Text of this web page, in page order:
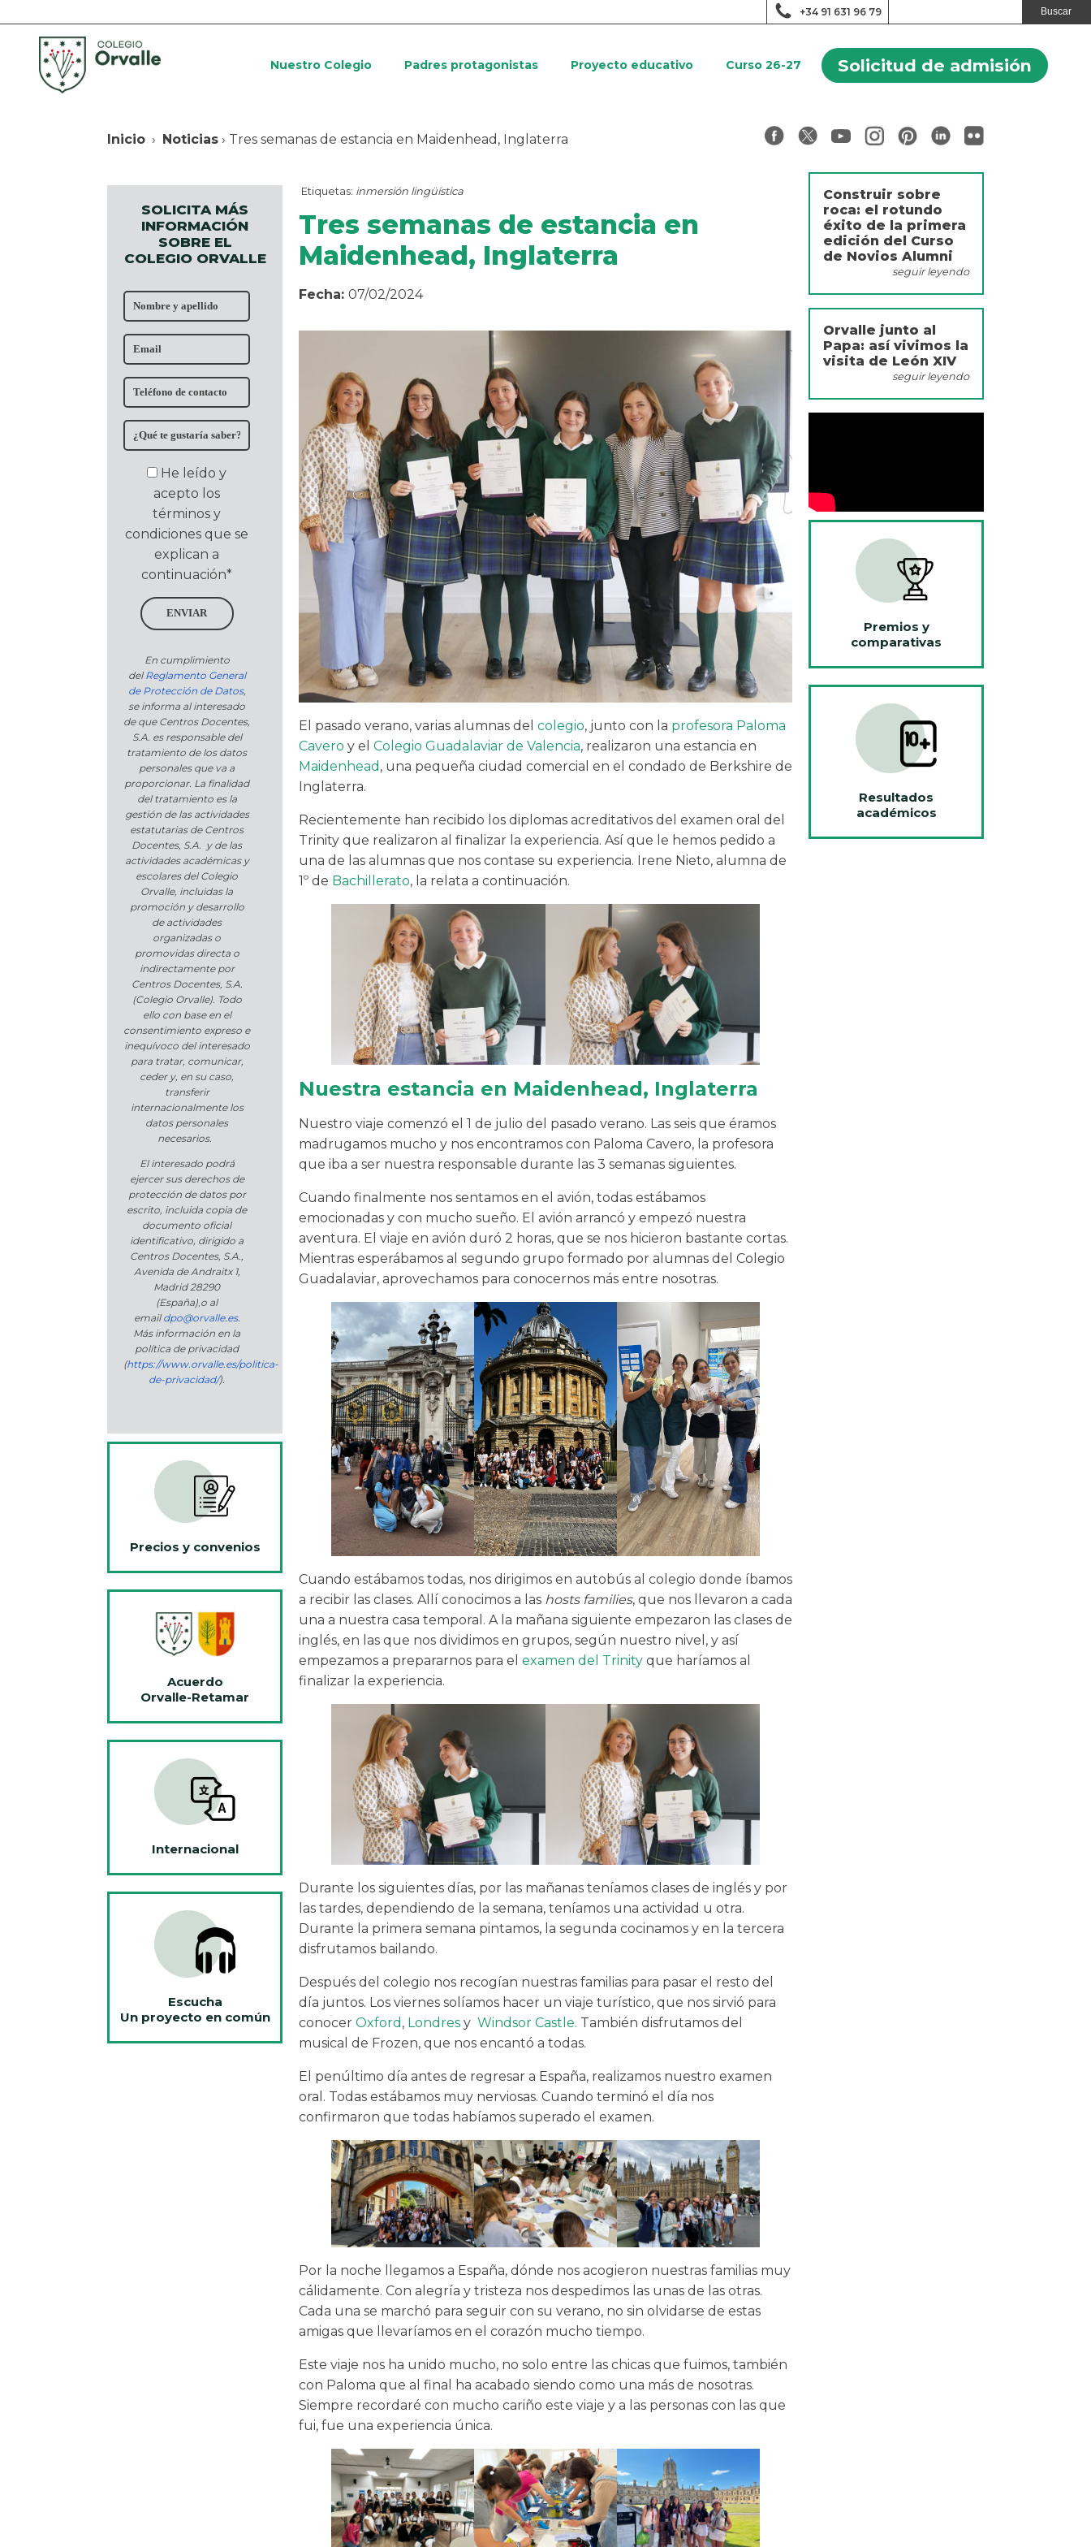
+34 91 631 96 79
Nuestro Colegio Padres protagonistas Proyecto educativo Curso 26-27 Solicitud de admisión
Inicio › Noticias › Tres semanas de estancia en Maidenhead, Inglaterra
SOLICITA MÁS
INFORMACIÓN
SOBRE EL
COLEGIO ORVALLE
He leído y
acepto los
términos y
condiciones que se
explican a
continuación*
ENVIAR
En cumplimiento
delReglamento General
de Protección de Datos,
se informa al interesado
de que Centros Docentes,
S.A. es responsable del
tratamiento de los datos
personales que va a
proporcionar. La finalidad
del tratamiento es la
gestión de las actividades
estatutarias de Centros
Docentes, S.A. y de las
actividades académicas y
escolares del Colegio
Orvalle, incluidas la
promoción y desarrollo
de actividades
organizadas o
promovidas directa o
indirectamente por
Centros Docentes, S.A.
(Colegio Orvalle). Todo
ello con base en el
consentimiento expreso e
inequívoco del interesado
para tratar, comunicar,
ceder y, en su caso,
transferir
internacionalmente los
datos personales
necesarios.
El interesado podrá
ejercer sus derechos de
protección de datos por
escrito, incluida copia de
documento oficial
identificativo, dirigido a
Centros Docentes, S.A.,
Avenida de Andraitx 1,
Madrid 28290
(España),o al
emaildpo@orvalle.es.
Más información en la
política de privacidad
(https://www.orvalle.es/politica-
de-privacidad/).
Precios y convenios
Acuerdo
Orvalle-Retamar
Internacional
Escucha
Un proyecto en común
Etiquetas: inmersión lingüística
Tres semanas de estancia en
Maidenhead, Inglaterra
Fecha: 07/02/2024
El pasado verano, varias alumnas del colegio, junto con la profesora Paloma
Cavero y el Colegio Guadalaviar de Valencia, realizaron una estancia en
Maidenhead , una pequeña ciudad comercial en el condado de Berkshire de
Inglaterra.
Recientemente han recibido los diplomas acreditativos del examen oral del
Trinity que realizaron al finalizar la experiencia. Así que le hemos pedido a
una de las alumnas que nos contase su experiencia. Irene Nieto, alumna de
1º de Bachillerato, la relata a continuación.
Nuestra estancia en Maidenhead, Inglaterra
Nuestro viaje comenzó el 1 de julio del pasado verano. Las seis que éramos
madrugamos mucho y nos encontramos con Paloma Cavero, la profesora
que iba a ser nuestra responsable durante las 3 semanas siguientes.
Cuando finalmente nos sentamos en el avión, todas estábamos
emocionadas y con mucho sueño. El avión arrancó y empezó nuestra
aventura. El viaje en avión duró 2 horas, que se nos hicieron bastante cortas.
Mientras esperábamos al segundo grupo formado por alumnas del Colegio
Guadalaviar, aprovechamos para conocernos más entre nosotras.
Cuando estábamos todas, nos dirigimos en autobús al colegio donde íbamos
a recibir las clases. Allí conocimos a las hosts families, que nos llevaron a cada
una a nuestra casa temporal. A la mañana siguiente empezaron las clases de
inglés, en las que nos dividimos en grupos, según nuestro nivel, y así
empezamos a prepararnos para el examen del Trinity que haríamos al
finalizar la experiencia.
Durante los siguientes días, por las mañanas teníamos clases de inglés y por
las tardes, dependiendo de la semana, teníamos una actividad u otra.
Durante la primera semana pintamos, la segunda cocinamos y en la tercera
disfrutamos bailando.
Después del colegio nos recogían nuestras familias para pasar el resto del
día juntos. Los viernes solíamos hacer un viaje turístico, que nos sirvió para
conocer Oxford , Londres y Windsor Castle. También disfrutamos del
musical de Frozen, que nos encantó a todas.
El penúltimo día antes de regresar a España, realizamos nuestro examen
oral. Todas estábamos muy nerviosas. Cuando terminó el día nos
confirmaron que todas habíamos superado el examen.
Por la noche llegamos a España, dónde nos acogieron nuestras familias muy
cálidamente. Con alegría y tristeza nos despedimos las unas de las otras.
Cada una se marchó para seguir con su verano, no sin olvidarse de estas
amigas que llevaríamos en el corazón mucho tiempo.
Este viaje nos ha unido mucho, no solo entre las chicas que fuimos, también
con Paloma que al final ha acabado siendo como una más de nosotras.
Siempre recordaré con mucho cariño este viaje y a las personas con las que
fui, fue una experiencia única.
Construir sobre
roca: el rotundo
éxito de la primera
edición del Curso
de Novios Alumni
seguir leyendo
Orvalle junto al
Papa: así vivimos la
visita de León XIV
seguir leyendo
Premios y
comparativas
Resultados
académicos